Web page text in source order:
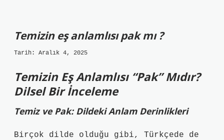
Temizin eş anlamlısı pak mı ?
Tarih: Aralık 4, 2025
Temizin Eş Anlamlısı “Pak” Mıdır?
Dilsel Bir İnceleme
Temiz ve Pak: Dildeki Anlam Derinlikleri
Birçok dilde olduğu gibi, Türkçede de